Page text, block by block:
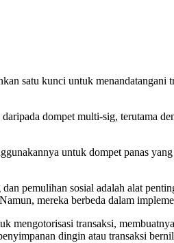
satu kunci untuk
dompet multi-sig, terutama
untuk dompet panas
pemulihan sosial adalah alat
mereka berbeda dalam
mengotorisasi transaksi,
dingin atau transaksi